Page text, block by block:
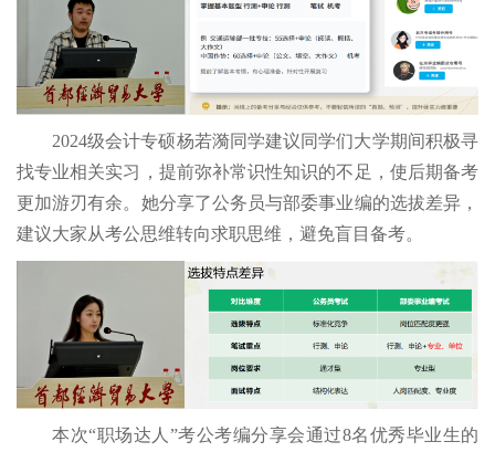
2024级会计专硕杨若漪同学建议同学们大学期间积极寻
找专业相关实习，提前弥补常识性知识的不足，使后期备考
更加游刃有余。她分享了公务员与部委事业编的选拔差异，
建议大家从考公思维转向求职思维，避免盲目备考。
本次“职场达人”考公考编分享会通过8名优秀毕业生的